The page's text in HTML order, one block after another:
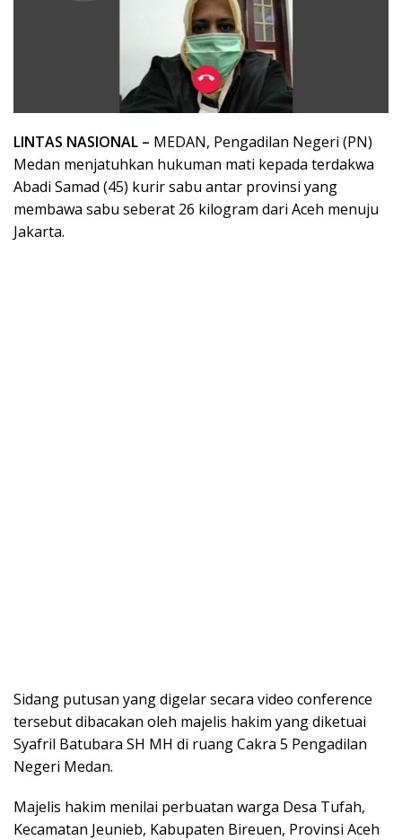
LINTAS NASIONAL – MEDAN, Pengadilan Negeri (PN)
Medan menjatuhkan hukuman mati kepada terdakwa
Abadi Samad (45) kurir sabu antar provinsi yang
membawa sabu seberat 26 kilogram dari Aceh menuju
Jakarta.
Sidang putusan yang digelar secara video conference
tersebut dibacakan oleh majelis hakim yang diketuai
Syafril Batubara SH MH di ruang Cakra 5 Pengadilan
Negeri Medan.
Majelis hakim menilai perbuatan warga Desa Tufah,
Kecamatan Jeunieb, Kabupaten Bireuen, Provinsi Aceh